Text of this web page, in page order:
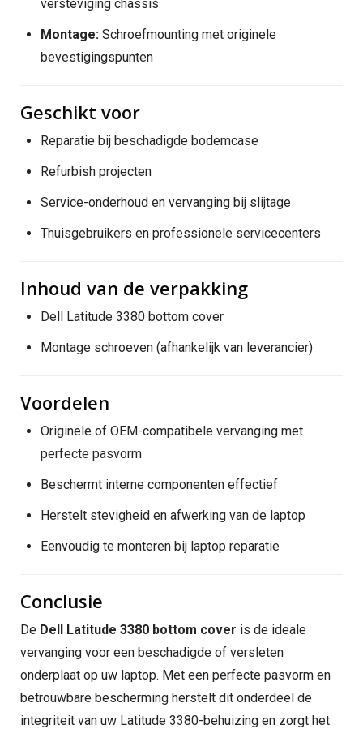
versteviging chassis
Montage: Schroefmounting met originele
bevestigingspunten
Geschikt voor
Reparatie bij beschadigde bodemcase
Refurbish projecten
Service-onderhoud en vervanging bij slijtage
Thuisgebruikers en professionele servicecenters
Inhoud van de verpakking
Dell Latitude 3380 bottom cover
Montage schroeven (afhankelijk van leverancier)
Voordelen
Originele of OEM-compatibele vervanging met
perfecte pasvorm
Beschermt interne componenten effectief
Herstelt stevigheid en afwerking van de laptop
Eenvoudig te monteren bij laptop reparatie
Conclusie
De Dell Latitude 3380 bottom cover is de ideale
vervanging voor een beschadigde of versleten
onderplaat op uw laptop. Met een perfecte pasvorm en
betrouwbare bescherming herstelt dit onderdeel de
integriteit van uw Latitude 3380-behuizing en zorgt het